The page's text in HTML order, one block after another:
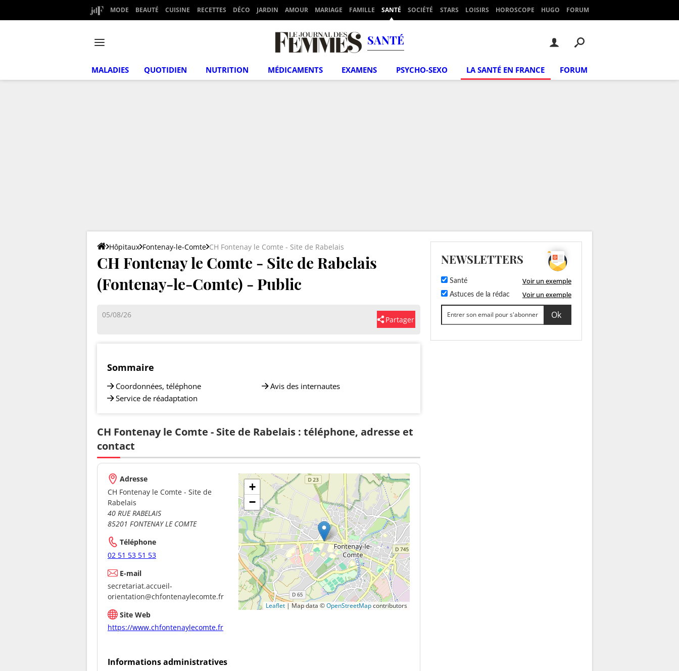
MODE BEAUTÉ CUISINE RECETTES DÉCO JARDIN AMOUR MARIAGE FAMILLE SANTÉ SOCIÉTÉ STARS LOISIRS HOROSCOPE HUGO FORUM
SANTÉ
MALADIES QUOTIDIEN NUTRITION MÉDICAMENTS EXAMENS PSYCHO-SEXO LA SANTÉ EN FRANCE FORUM
Hôpitaux Fontenay-le-Comte CH Fontenay le Comte - Site de Rabelais
CH Fontenay le Comte - Site de Rabelais
(Fontenay-le-Comte) - Public
05/08/26
Partager
Sommaire
Coordonnées, téléphone
Service de réadaptation
Avis des internautes
CH Fontenay le Comte - Site de Rabelais : téléphone, adresse et
contact
Adresse
CH Fontenay le Comte - Site de
Rabelais
40 RUE RABELAIS
85201 FONTENAY LE COMTE
Téléphone
02 51 53 51 53
E-mail
secretariat.accueil-
orientation@chfontenaylecomte.fr
Site Web
https://www.chfontenaylecomte.fr
+
−
Leaflet|Map data ©OpenStreetMapcontributors
Informations administratives
NEWSLETTERS
Santé Voir un exemple
Astuces de la rédac Voir un exemple